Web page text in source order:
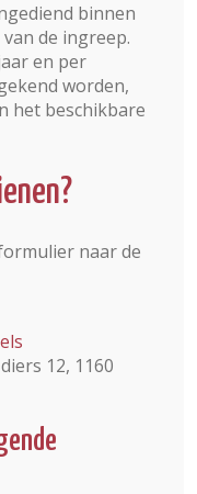
binnen
de ingreep.
en per
worden,
het beschikbare
naar de
12, 1160